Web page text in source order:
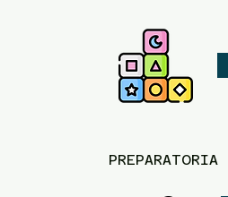
PREPARATORIA